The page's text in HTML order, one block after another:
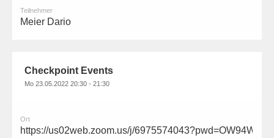
Teilnehmer
Meier Dario
Checkpoint Events
Mo 23.05.2022 20:30 - 21:30
Ort
https://us02web.zoom.us/j/